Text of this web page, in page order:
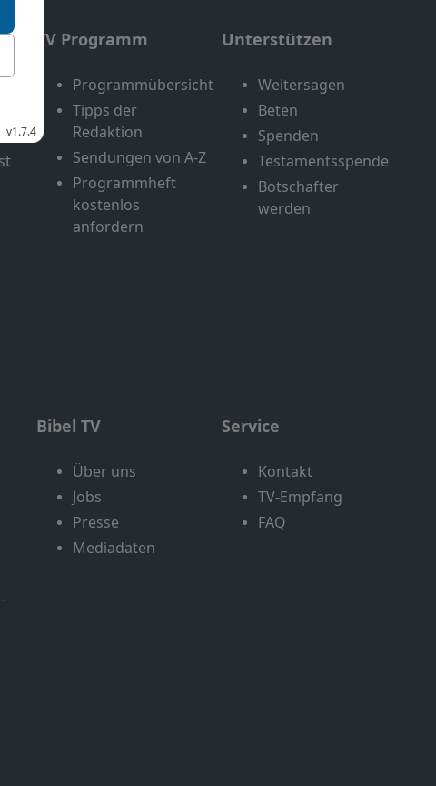
TV Programm
Programmübersicht
Tipps der
Redaktion
Sendungen von A-Z
Programmheft
kostenlos
anfordern
Unterstützen
Weitersagen
Beten
Spenden
Testamentsspende
Botschafter
werden
Bibel TV
Über uns
Jobs
Presse
Mediadaten
Service
Kontakt
TV-Empfang
FAQ